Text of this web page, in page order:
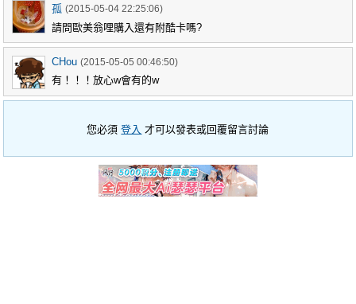
孤 (2015-05-04 22:25:06)
請問歐美翁哩購入還有附酷卡嗎?
CHou (2015-05-05 00:46:50)
有！！！放心w會有的w
您必須登入 才可以發表或回覆留言討論